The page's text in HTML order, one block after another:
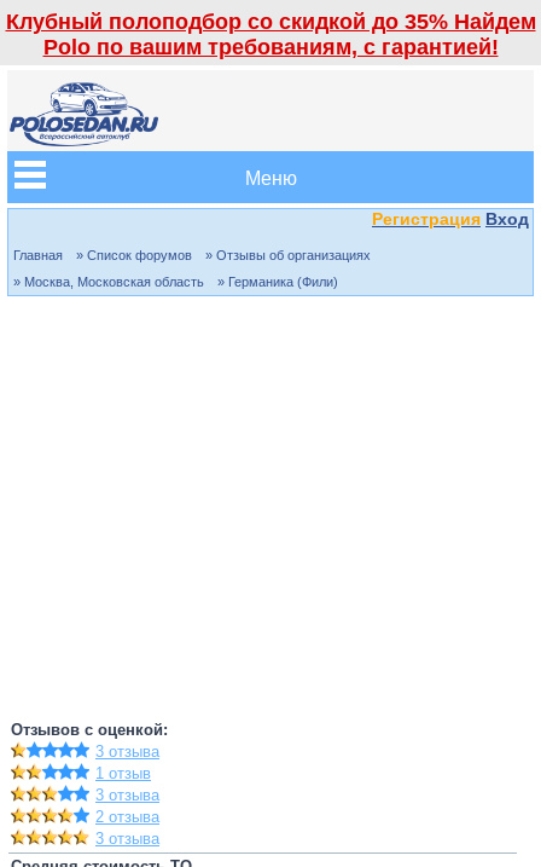
Клубный полоподбор со скидкой до 35% Найдем
Polo по вашим требованиям, с гарантией!
Меню
Регистрация Вход
Главная » Список форумов
» Отзывы об организациях
» Москва, Московская область
» Германика (Фили)
Отзывов с оценкой:
3 отзыва
1 отзыв
3 отзыва
2 отзыва
3 отзыва